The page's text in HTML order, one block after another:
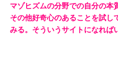
マゾヒズムの分野での自分の本
その他好奇心のあることを試し
みる。そういうサイトになれば